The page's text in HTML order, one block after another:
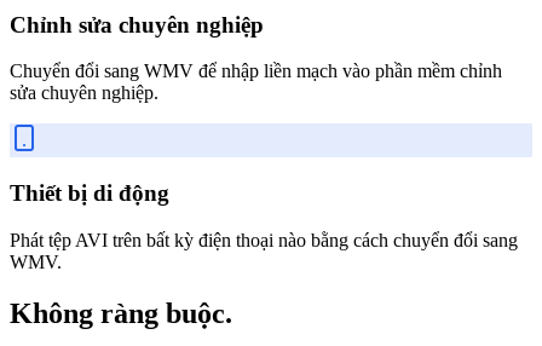
Chỉnh sửa chuyên nghiệp
Chuyển đổi sang WMV để nhập liền mạch vào phần mềm chỉnh
sửa chuyên nghiệp.
Thiết bị di động
Phát tệp AVI trên bất kỳ điện thoại nào bằng cách chuyển đổi sang
WMV.
Không ràng buộc.